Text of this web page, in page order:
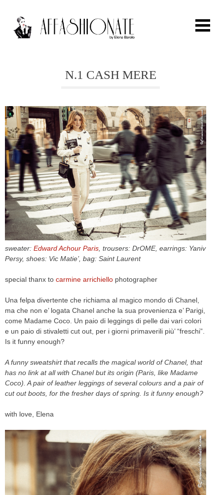
FASHION
OUTFIT
BEAUTY
TRAVEL
PARTIES
CELEB
VIDEO
PRESS
CONTACT
HOME
N.1 CASH MERE
sweater: Edward Achour Paris , trousers: DrOME, earrings: Yaniv
Persy, shoes: Vic Matie’, bag: Saint Laurent
special thanx to carmine arrichiello photographer
Una felpa divertente che richiama al magico mondo di Chanel,
ma che non e’ logata Chanel anche la sua provenienza e’ Parigi,
come Madame Coco. Un paio di leggings di pelle dai vari colori
e un paio di stivaletti cut out, per i giorni primaverili più’ “freschi”.
Is it funny enough?
A funny sweatshirt that recalls the magical world of Chanel, that
has no link at all with Chanel but its origin (Paris, like Madame
Coco). A pair of leather leggings of several colours and a pair of
cut out boots, for the fresher days of spring. Is it funny enough?
with love, Elena